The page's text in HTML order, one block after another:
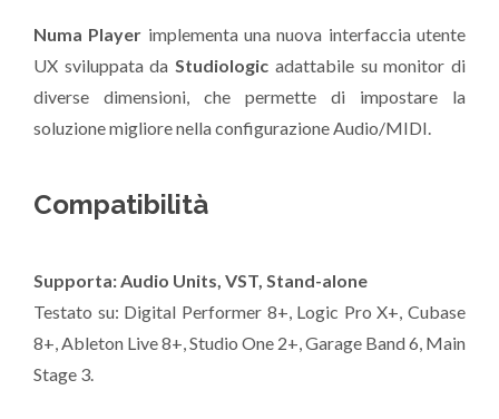
Numa Player implementa una nuova interfaccia utente
UX sviluppata daStudiologic adattabile su monitor di
diverse dimensioni, che permette di impostare la
soluzione migliore nella configurazione Audio/MIDI.
Compatibilità
Supporta: Audio Units, VST, Stand-alone
Testato su: Digital Performer 8+, Logic Pro X+, Cubase
8+, Ableton Live 8+, Studio One 2+, Garage Band 6, Main
Stage 3.